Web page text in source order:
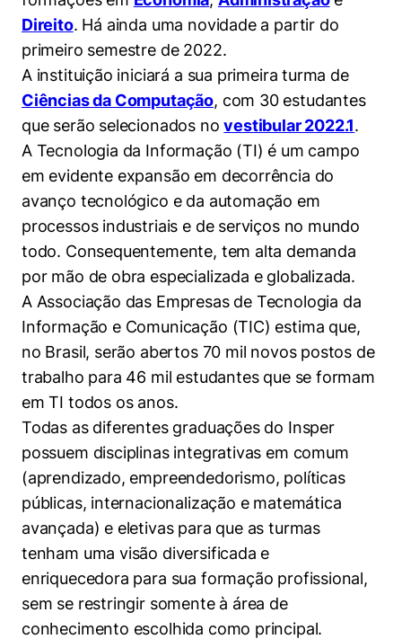
Direito. Há ainda uma novidade a partir do
primeiro semestre de 2022.
A instituição iniciará a sua primeira turma de
Ciências da Computação, com 30 estudantes
que serão selecionados novestibular 2022.1.
A Tecnologia da Informação (TI) é um campo
em evidente expansão em decorrência do
avanço tecnológico e da automação em
processos industriais e de serviços no mundo
todo. Consequentemente, tem alta demanda
por mão de obra especializada e globalizada.
A Associação das Empresas de Tecnologia da
Informação e Comunicação (TIC) estima que,
no Brasil, serão abertos 70 mil novos postos de
trabalho para 46 mil estudantes que se formam
em TI todos os anos.
Todas as diferentes graduações do Insper
possuem disciplinas integrativas em comum
(aprendizado, empreendedorismo, políticas
públicas, internacionalização e matemática
avançada) e eletivas para que as turmas
tenham uma visão diversificada e
enriquecedora para sua formação profissional,
sem se restringir somente à área de
conhecimento escolhida como principal.